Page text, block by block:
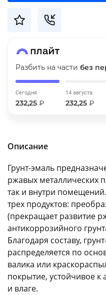
Разбить на части без
Сегодня
232,25 ₽
14 августа
232,25 ₽
Описание
Грунт-эмаль
ржавых металлических
так и внутри
трех продуктов:
(прекращает развитие
антикоррозийного
Благодаря составу,
распределяется по
валика или
покрытие, устойчивое
и влаге.
Подробнее
8 800